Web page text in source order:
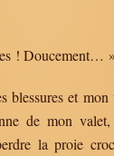
! Doucement… »
blessures et
de mon
la proie